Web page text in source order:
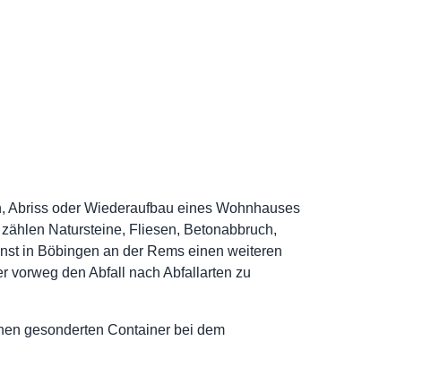
Abriss oder Wiederaufbau eines Wohnhauses
Natursteine, Fliesen, Betonabbruch,
in Böbingen an der Rems einen weiteren
vorweg den Abfall nach Abfallarten zu
gesonderten Container bei dem